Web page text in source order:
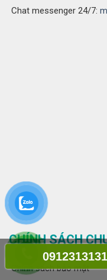
Chat messenger 24/7:
CHÍNH SÁCH
Chính sách bảo mật
0912313131